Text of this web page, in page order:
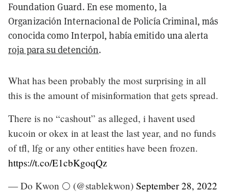
Foundation Guard. En ese momento, la
Organización Internacional de Policía Criminal, más
conocida como Interpol, había emitido una alerta
roja para su detención.
What has been probably the most surprising in all
this is the amount of misinformation that gets spread.
There is no “cashout” as alleged, i havent used
kucoin or okex in at least the last year, and no funds
of tfl, lfg or any other entities have been frozen.
https://t.co/E1cbKgoqQz
— Do Kwon 🌕 (@stablekwon) September 28, 2022